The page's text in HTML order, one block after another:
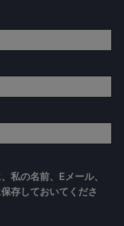
私の名前、Eメール、
存しておいてくださ